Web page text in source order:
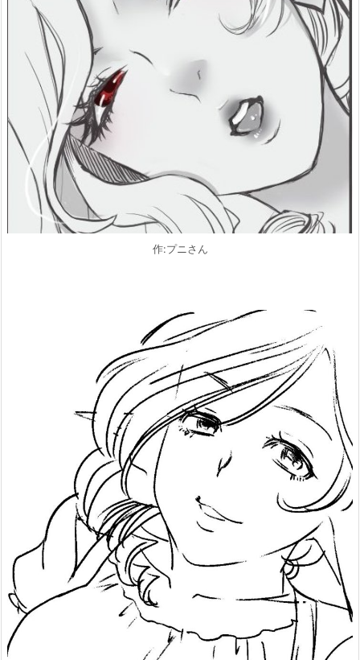
作:プニさん